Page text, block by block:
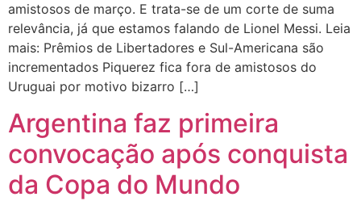
amistosos de março. E trata-se de um corte de suma
relevância, já que estamos falando de Lionel Messi. Leia
mais: Prêmios de Libertadores e Sul-Americana são
incrementados Piquerez fica fora de amistosos do
Uruguai por motivo bizarro […]
Argentina faz primeira
convocação após conquista
da Copa do Mundo